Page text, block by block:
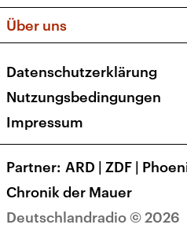
Apps
Newsletter
Social Media
Über uns
Presse
Karriere
Transparenz
Deutschlandradio © 2026
Datenschutzerklärung
Nutzungsbedingungen
Impressum
Partner ARD | ZDF |
Chronik der Mauer